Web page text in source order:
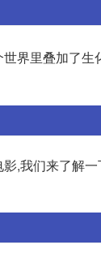
界里叠加了
,我们来了解